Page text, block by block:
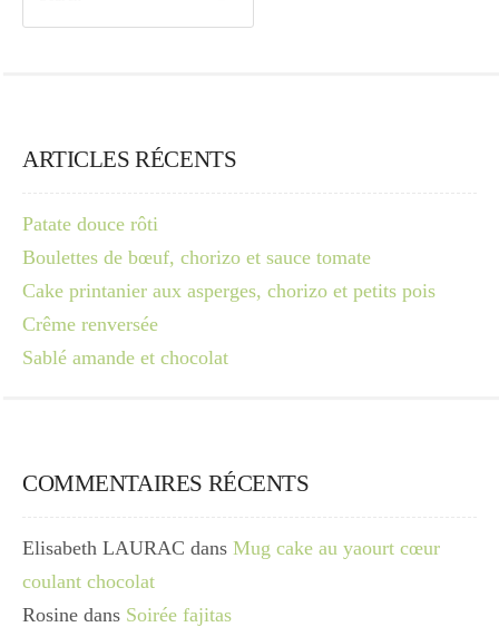
ARTICLES RÉCENTS
Patate douce rôti
Boulettes de bœuf, chorizo et sauce tomate
Cake printanier aux asperges, chorizo et petits pois
Crême renversée
Sablé amande et chocolat
COMMENTAIRES RÉCENTS
Elisabeth LAURAC dans Mug cake au yaourt cœur
coulant chocolat
Rosine dans Soirée fajitas